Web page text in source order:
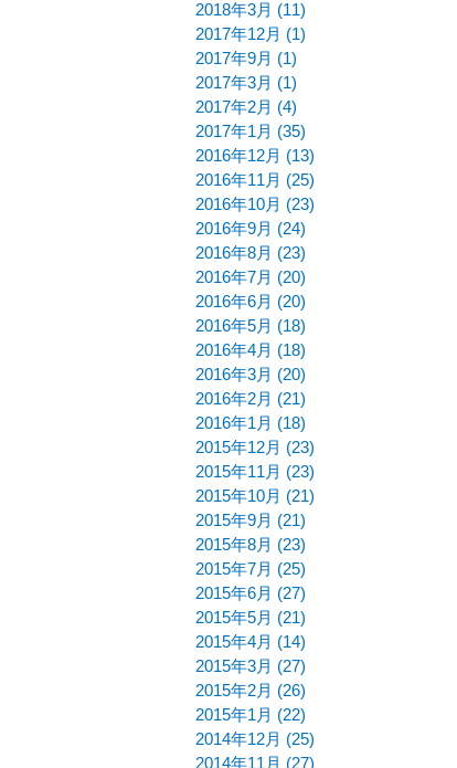
2018年3月 (11)
2017年12月 (1)
2017年9月 (1)
2017年3月 (1)
2017年2月 (4)
2017年1月 (35)
2016年12月 (13)
2016年11月 (25)
2016年10月 (23)
2016年9月 (24)
2016年8月 (23)
2016年7月 (20)
2016年6月 (20)
2016年5月 (18)
2016年4月 (18)
2016年3月 (20)
2016年2月 (21)
2016年1月 (18)
2015年12月 (23)
2015年11月 (23)
2015年10月 (21)
2015年9月 (21)
2015年8月 (23)
2015年7月 (25)
2015年6月 (27)
2015年5月 (21)
2015年4月 (14)
2015年3月 (27)
2015年2月 (26)
2015年1月 (22)
2014年12月 (25)
2014年11月 (27)